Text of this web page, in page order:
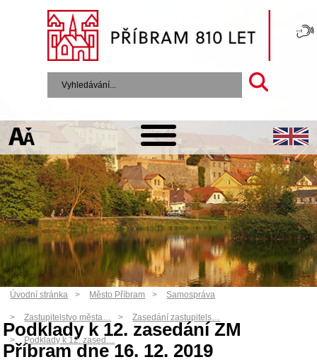
Úvodní stránka Město Příbram Samospráva
Zastupitelstvo města… Zasedání zastupitels…
Podklady k 12. zased…
Podklady k 12. zasedání ZM
Příbram dne 16. 12. 2019